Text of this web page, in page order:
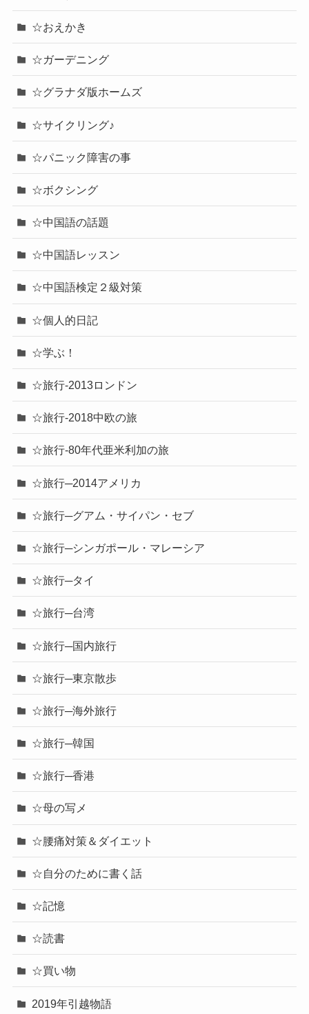
☆おえかき
☆ガーデニング
☆グラナダ版ホームズ
☆サイクリング♪
☆パニック障害の事
☆ボクシング
☆中国語の話題
☆中国語レッスン
☆中国語検定２級対策
☆個人的日記
☆学ぶ！
☆旅行-2013ロンドン
☆旅行-2018中欧の旅
☆旅行-80年代亜米利加の旅
☆旅行─2014アメリカ
☆旅行─グアム・サイパン・セブ
☆旅行─シンガポール・マレーシア
☆旅行─タイ
☆旅行─台湾
☆旅行─国内旅行
☆旅行─東京散歩
☆旅行─海外旅行
☆旅行─韓国
☆旅行─香港
☆母の写メ
☆腰痛対策＆ダイエット
☆自分のために書く話
☆記憶
☆読書
☆買い物
2019年引越物語